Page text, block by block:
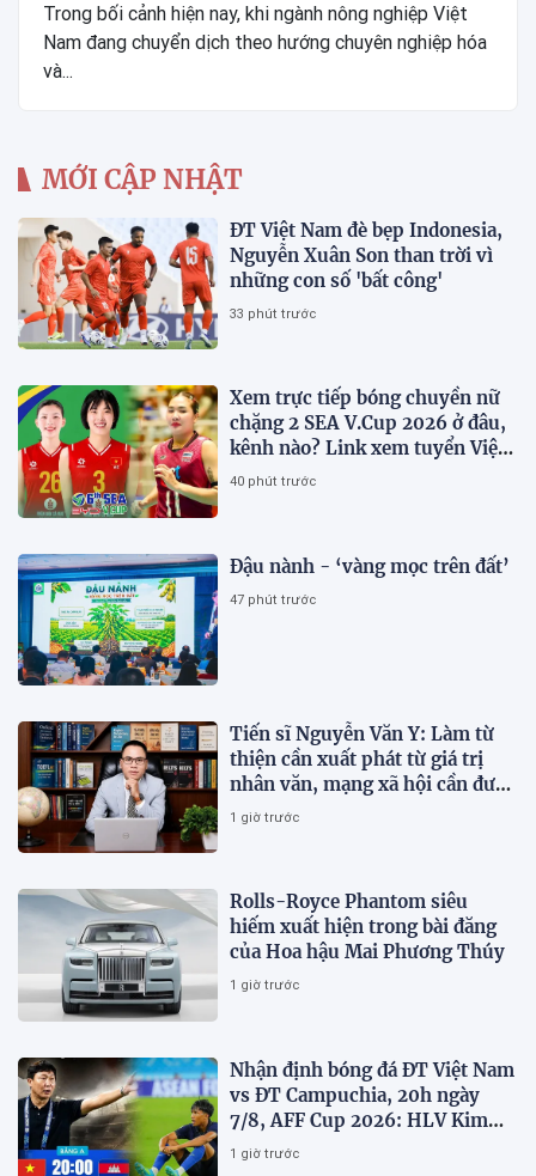
Trong bối cảnh hiện nay, khi ngành nông nghiệp Việt
Nam đang chuyển dịch theo hướng chuyên nghiệp hóa
và...
MỚI CẬP NHẬT
ĐT Việt Nam đè bẹp Indonesia,
Nguyễn Xuân Son than trời vì
những con số 'bất công'
33 phút trước
Xem trực tiếp bóng chuyền nữ
chặng 2 SEA V.Cup 2026 ở đâu,
kênh nào? Link xem tuyển Việt
Nam thi đấu
40 phút trước
Đậu nành - ‘vàng mọc trên đất’
47 phút trước
Tiến sĩ Nguyễn Văn Y: Làm từ
thiện cần xuất phát từ giá trị
nhân văn, mạng xã hội cần được
sử dụng bằng văn hóa và trách
1 giờ trước
Rolls-Royce Phantom siêu
hiếm xuất hiện trong bài đăng
của Hoa hậu Mai Phương Thúy
1 giờ trước
Nhận định bóng đá ĐT Việt Nam
vs ĐT Campuchia, 20h ngày
7/8, AFF Cup 2026: HLV Kim
Sang-sik tiết lộ kế hoạch nhân
1 giờ trước